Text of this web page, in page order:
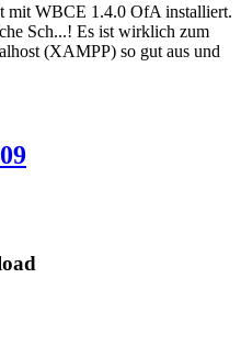
mit WBCE 1.4.0 OfA installiert.
Sch...! Es ist wirklich zum
(XAMPP) so gut aus und